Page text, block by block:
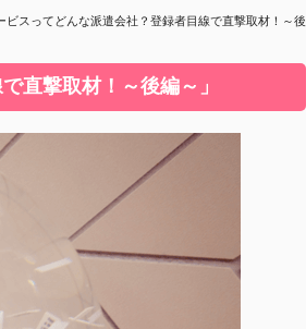
ビスってどんな派遣会社？登録者目線で直撃取材！～後
直撃取材！～後編～」